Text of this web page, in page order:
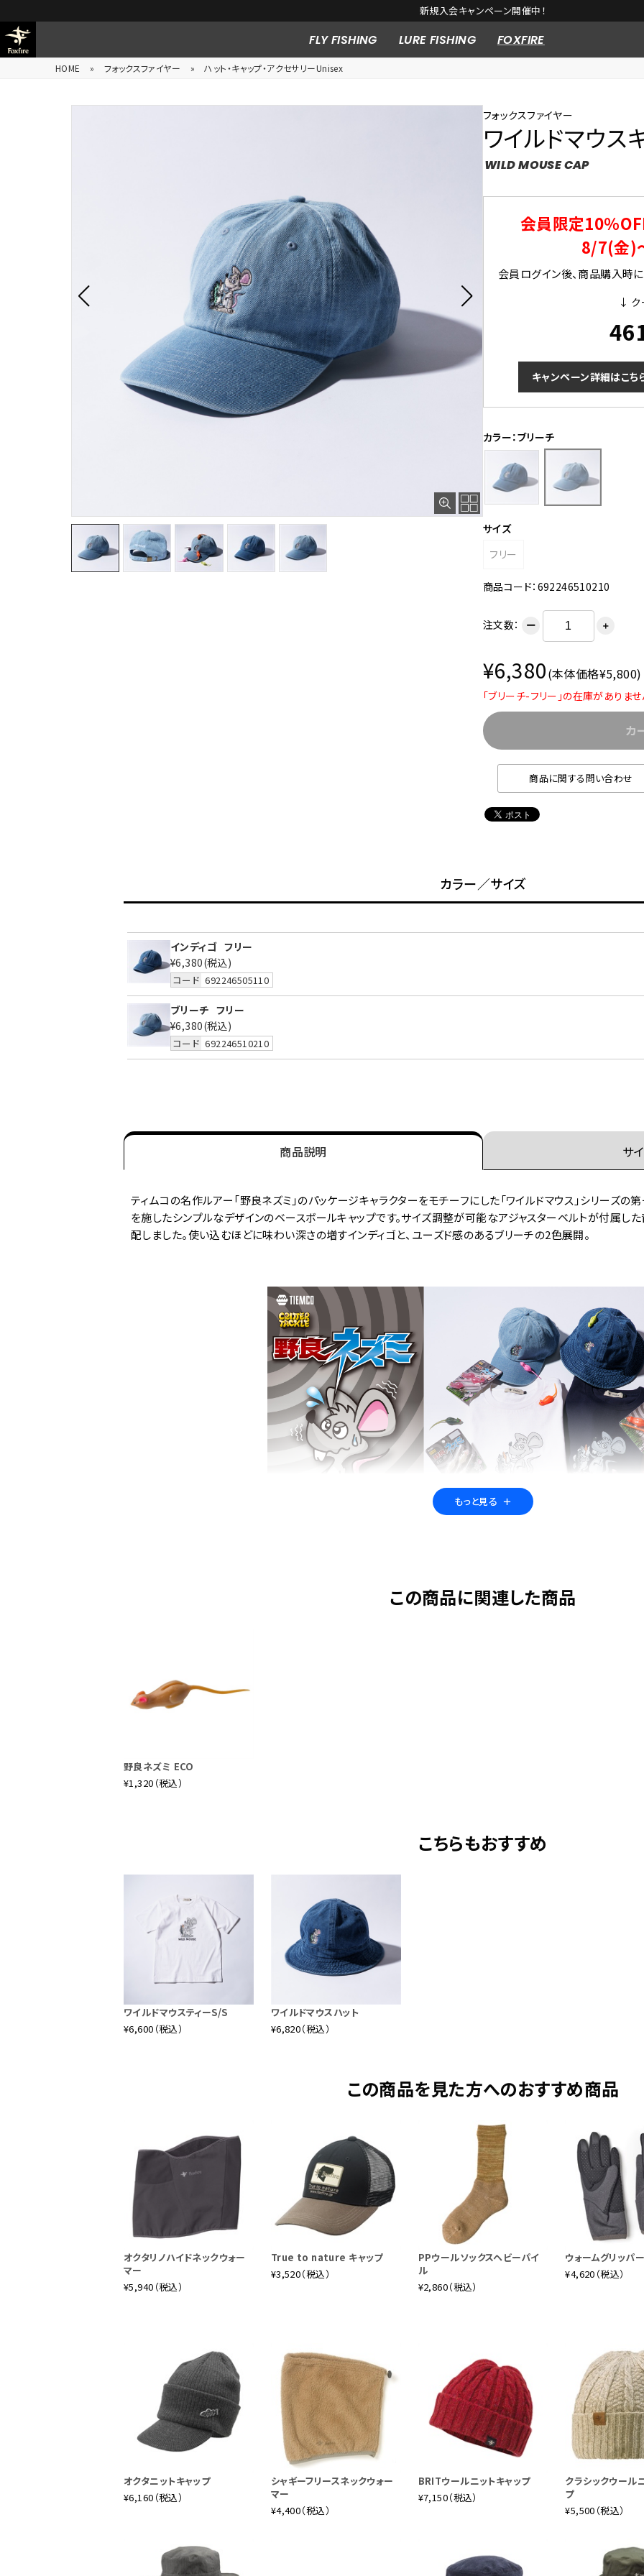
新規入会キャンペーン開催中！
FLY FISHING LURE FISHING FOXFIRE
HOME » フォックスファイヤー » ハット・キャップ・アクセサリーUnisex
フォックスファイヤー
ワイルドマウス
WILD MOUSE CAP
会員限定10％
8/7(金)
会員ログイン後、商品購入時
↓ ク
キャンペーン詳細はこち
カラー：ブリーチ
サイズ
フリー
商品コード：692246510210
注文数： ー ＋
¥6,380(本体価格¥5,800)
「ブリーチ-フリー」の在庫がありませ
カ
商品に関する問い合わせ
カラー／サイズ
インディゴ フリー
¥6,380(税込)
コード 692246505110
ブリーチ フリー
¥6,380(税込)
コード 692246510210
商品説明 サ
ティムコの名作ルアー「野良ネズミ」のパッケージキャラクターをモチーフにした「ワイルドマウス」シリーズの
を施したシンプルなデザインのベースボールキャップです。サイズ調整が可能なアジャスターベルトが付属し
配しました。使い込むほどに味わい深さの増すインディゴと、ユーズド感のあるブリーチの2色展開。
“彼は安心しきっていた。もう脅威は去ったのだと錯覚していた。茂みから意気
野良ネズミシリーズはこちら
もっと見る ＋
この商品に関連した商品
野良ネズミ ECO
¥1,320（税込）
こちらもおすすめ
ワイルドマウスティーS/S
¥6,600（税込）
ワイルドマウスハット
¥6,820（税込）
この商品を見た方へのおすすめ商品
オクタリノハイドネックウォー
マー
¥5,940（税込）
True to nature キャップ
¥3,520（税込）
PPウールソックスヘビーパイ
ル
¥2,860（税込）
ウォームグリッパー
¥4,620（税込）
オクタニットキャップ
¥6,160（税込）
シャギーフリースネックウォー
マー
¥4,400（税込）
BRITウールニットキャップ
¥7,150（税込）
クラシックウール
プ
¥5,500（税込）